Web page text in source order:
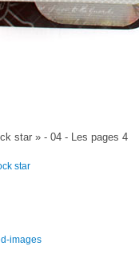
star » - 04 - Les pages 4
star
images